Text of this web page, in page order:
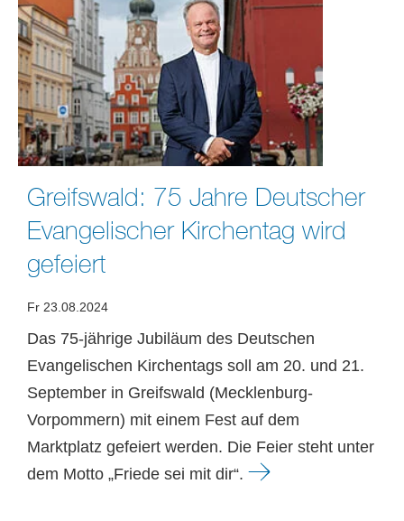
Greifswald: 75 Jahre Deutscher
Evangelischer Kirchentag wird
gefeiert
Fr 23.08.2024
Das 75-jährige Jubiläum des Deutschen
Evangelischen Kirchentags soll am 20. und 21.
September in Greifswald (Mecklenburg-
Vorpommern) mit einem Fest auf dem
Marktplatz gefeiert werden. Die Feier steht unter
dem Motto „Friede sei mit dir“.